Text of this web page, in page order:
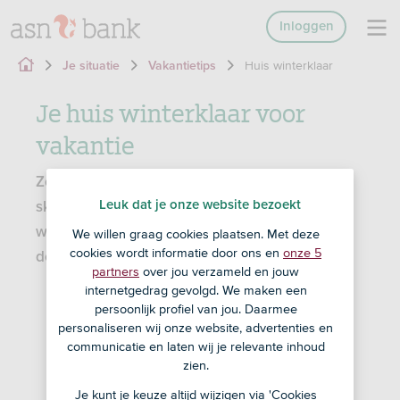
Inloggen
Je situatie Vakantietips Huis winterklaar
Je huis winterklaar voor
vakantie
Zoek je deze winter de zon op? Of sta je op de
ski’s? Vergeet dan niet om je huis voor vertrek
winterklaar te maken. Met deze 5 tips houd je
de kou buiten en voorkom je schade.
Leuk dat je onze website bezoekt
We willen graag cookies plaatsen. Met deze
cookies wordt informatie door ons en onze 5
partners over jou verzameld en jouw
internetgedrag gevolgd. We maken een
persoonlijk profiel van jou. Daarmee
personaliseren wij onze website, advertenties en
communicatie en laten wij je relevante inhoud
zien.
Je kunt je keuze altijd wijzigen via 'Cookies